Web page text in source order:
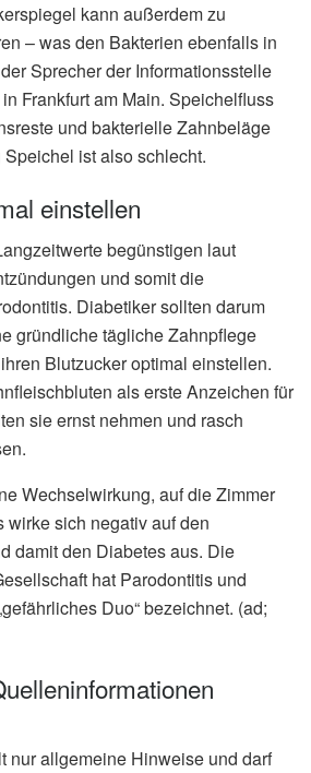
kann außerdem zu
– was den Bakterien ebenfalls in
Sprecher der Informationsstelle
Frankfurt am Main. Speichelfluss
und bakterielle Zahnbeläge
ist also schlecht.
einstellen
begünstigen laut
und somit die
Diabetiker sollten darum
gründliche tägliche Zahnpflege
Blutzucker optimal einstellen.
als erste Anzeichen für
sie ernst nehmen und rasch
Wechselwirkung, auf die Zimmer
wirke sich negativ auf den
damit den Diabetes aus. Die
hat Parodontitis und
Duo“ bezeichnet. (ad;
nur allgemeine Hinweise und darf